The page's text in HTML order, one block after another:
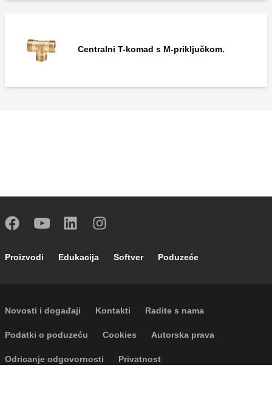
Centralni T-komad s M-priključkom.
Footer main navigation
Proizvodi Edukacija Softver Poduzeće
Footer secondary navigation
Novosti i događaji Kontakti Radite s nama
Footer menu
Podatki o poduzeću Cookies Autorska prava
Odricanje odgovornosti Privatnost